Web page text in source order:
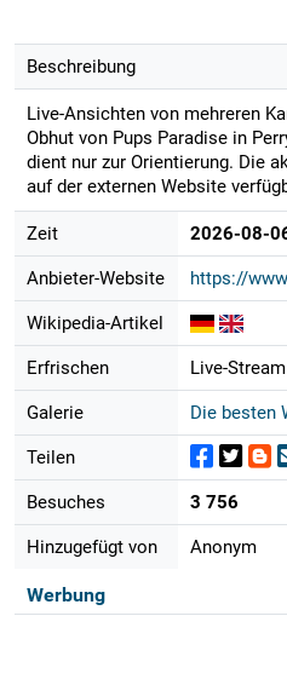
Beschreibung
Live-Ansichten von mehreren
Obhut von Pups Paradise in
dient nur zur Orientierung. Die
auf der externen Website
Zeit 2026-08-
Anbieter-Website https://
Wikipedia-Artikel
Erfrischen Live-Stream
Galerie Die besten
Teilen
Besuches 3 756
Hinzugefügt von Anonym
Werbung